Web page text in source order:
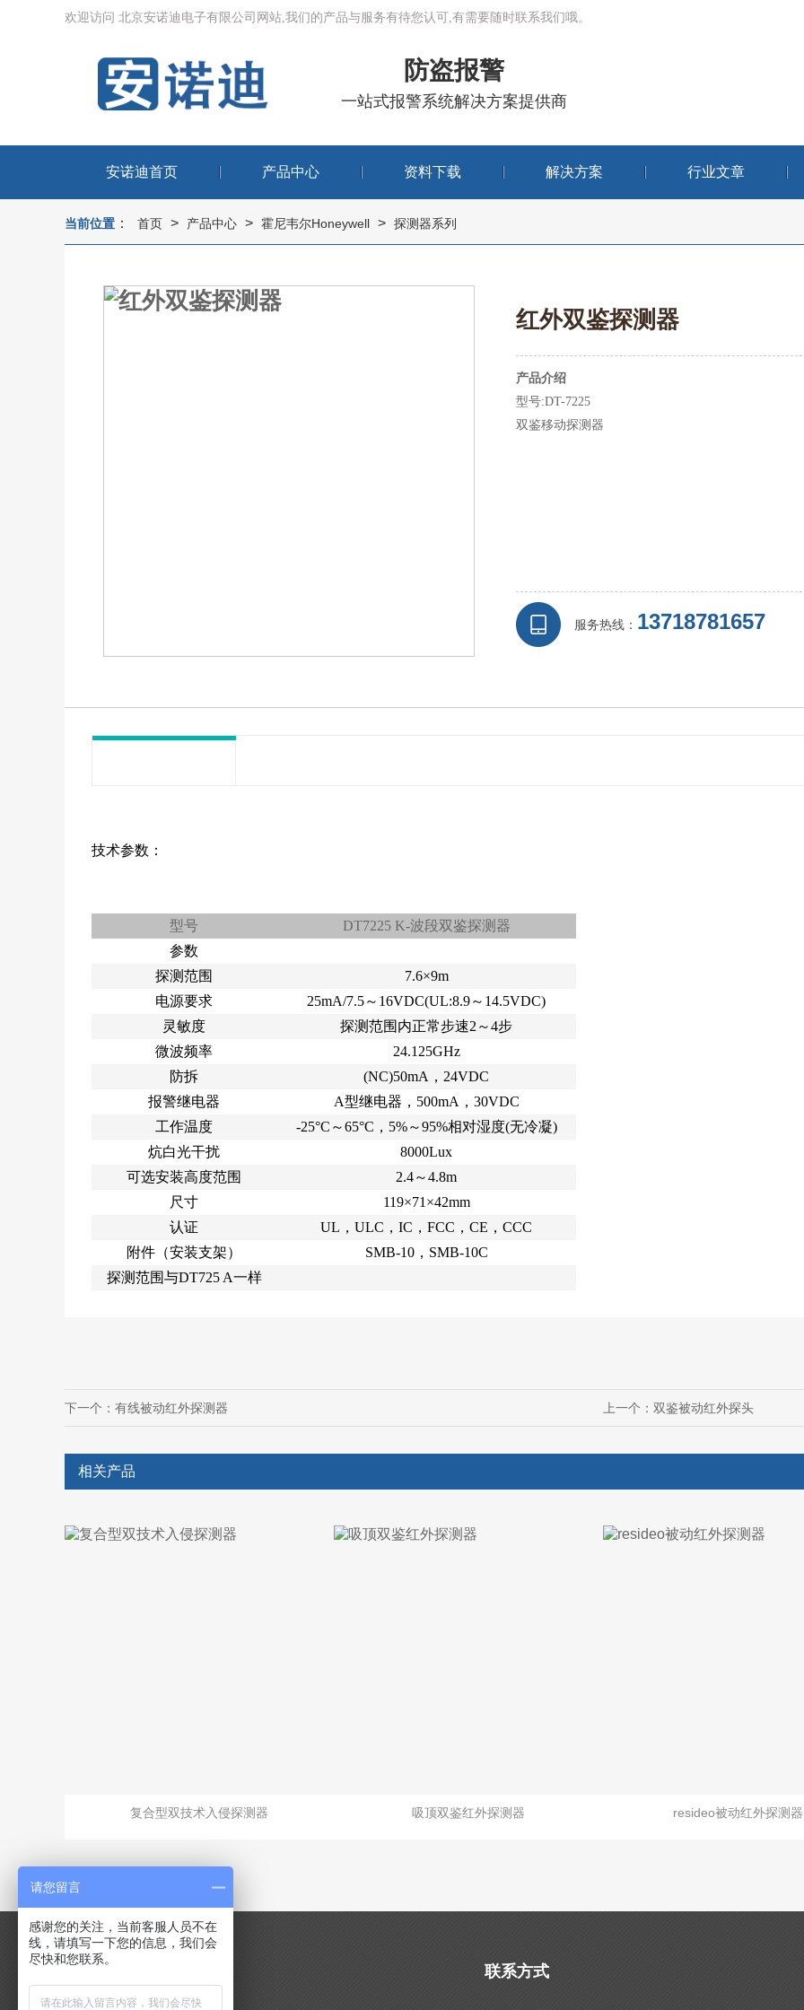
欢迎访问 北京安诺迪电子有限公司网站,我们的产品与服务有待您认可,有需要随时联系我们哦。
防盗报警
一站式报警系统解决方案提供商
安诺迪首页 产品中心 资料下载 解决方案 行业文章
当前位置 ： 首页 > 产品中心 > 霍尼韦尔Honeywell > 探测器系列
红外双鉴探测器
产品介绍
型号:DT-7225
双鉴移动探测器
服务热线： 13718781657
技术参数：
型号
DT7225 K-波段双鉴探测器
参数
探测范围
7.6×9m
电源要求
25mA/7.5～16VDC(UL:8.9～14.5VDC)
灵敏度
探测范围内正常步速2～4步
微波频率
24.125GHz
防拆
(NC)50mA，24VDC
报警继电器
A型继电器，500mA，30VDC
工作温度
-25°C～65°C，5%～95%相对湿度(无冷凝)
炕白光干扰
8000Lux
可选安装高度范围
2.4～4.8m
尺寸
119×71×42mm
认证
UL，ULC，IC，FCC，CE，CCC
附件（安装支架）
SMB-10，SMB-10C
探测范围与DT725 A一样
上一个： 双鉴被动红外探头
下一个： 有线被动红外探测器
相关产品
复合型双技术入侵探测器 吸顶双鉴红外探测器 resideo被动红外探测器
联系方式
请您留言
感谢您的关注，当前客服人员不在
线，请填写一下您的信息，我们会
尽快和您联系。